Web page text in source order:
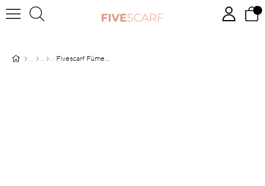
Fivescarf Füme Junset Şal